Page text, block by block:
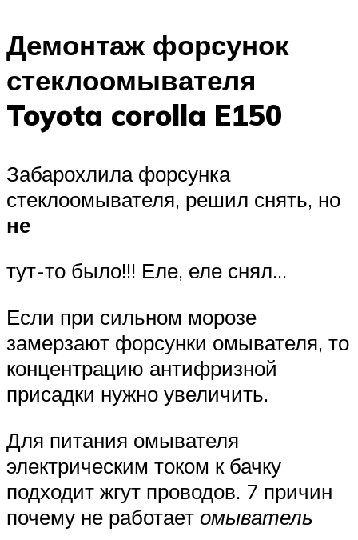
Демонтаж форсунок
стеклоомывателя
Toyota corolla E150
Забарохлила форсунка
стеклоомывателя, решил снять, но
не
тут-то было!!! Еле, еле снял…
Если при сильном морозе
замерзают форсунки омывателя, то
концентрацию антифризной
присадки нужно увеличить.
Для питания омывателя
электрическим током к бачку
подходит жгут проводов. 7 причин
почему не работает омыватель